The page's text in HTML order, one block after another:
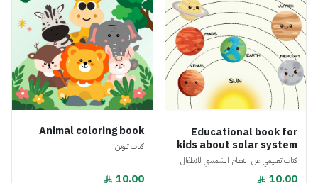
Educational book for
kids about solar system
كتاب تعليمي عن النظام الشمسي للاطفال
10.00
Animal coloring book
كتاب تلوين
10.00